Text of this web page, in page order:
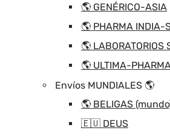
🌎 GENÉRICO-ASIA
🌎 PHARMA INDIA-
🌎 LABORATORIOS
🌎 ULTIMA-
Envíos MUNDIALES 🌎
🌎 BELIGAS
🇪🇺 DEUS